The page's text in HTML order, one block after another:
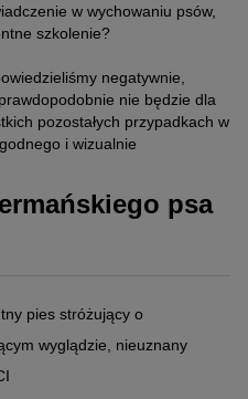
w wychowaniu psów,
szkolenie?
negatywnie,
nie będzie dla
pozostałych przypadkach w
i wizualnie
psa
pies stróżujący o
wyglądzie, nieuznany